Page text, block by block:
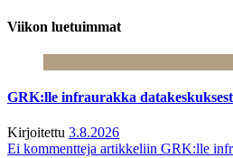
Viikon luetuimmat
GRK:lle infraurakka
Kirjoitettu 3.8.2026
Ei kommentteja artikkeliin GRK:lle